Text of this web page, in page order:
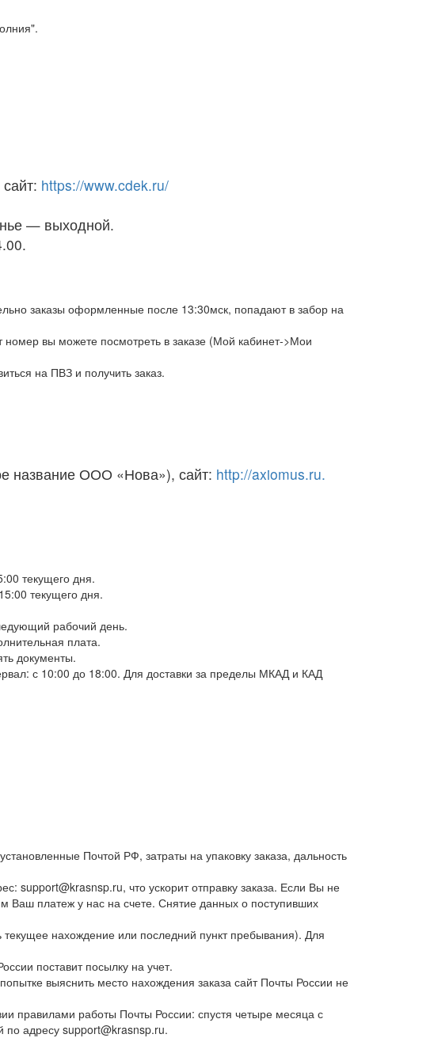
https://www.cdek.ru/
— выходной.
заказы оформленные после 13:30мск, попадают в забор на
номер вы можете посмотреть в заказе (Мой кабинет->Мои
на ПВЗ и получить заказ.
название ООО «Нова»), сайт: http://axiomus.ru.
текущего дня.
текущего дня.
рабочий день.
плата.
документы.
с 10:00 до 18:00. Для доставки за пределы МКАД и КАД
Почтой РФ, затраты на упаковку заказа, дальность
support@krasnsp.ru, что ускорит отправку заказа. Если Вы не
Ваш платеж у нас на счете. Снятие данных о поступивших
нахождение или последний пункт пребывания). Для
поставит посылку на учет.
выяснить место нахождения заказа сайт Почты России не
правилами работы Почты России: спустя четыре месяца с
по адресу support@krasnsp.ru.